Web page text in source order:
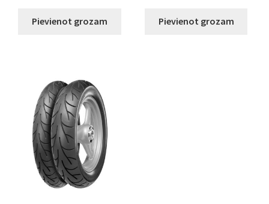
Pievienot grozam Pievienot grozam